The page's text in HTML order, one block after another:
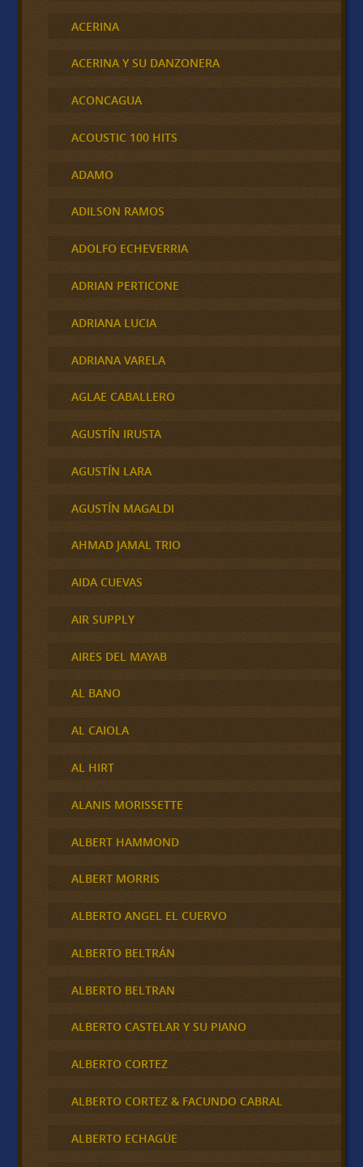
ACERINA
ACERINA Y SU DANZONERA
ACONCAGUA
ACOUSTIC 100 HITS
ADAMO
ADILSON RAMOS
ADOLFO ECHEVERRIA
ADRIAN PERTICONE
ADRIANA LUCIA
ADRIANA VARELA
AGLAE CABALLERO
AGUSTÍN IRUSTA
AGUSTÍN LARA
AGUSTÍN MAGALDI
AHMAD JAMAL TRIO
AIDA CUEVAS
AIR SUPPLY
AIRES DEL MAYAB
AL BANO
AL CAIOLA
AL HIRT
ALANIS MORISSETTE
ALBERT HAMMOND
ALBERT MORRIS
ALBERTO ANGEL EL CUERVO
ALBERTO BELTRÁN
ALBERTO BELTRAN
ALBERTO CASTELAR Y SU PIANO
ALBERTO CORTEZ
ALBERTO CORTEZ & FACUNDO CABRAL
ALBERTO ECHAGÜE